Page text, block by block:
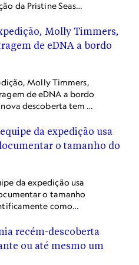
da Pristine Seas
Molly Timmers,
de eDNA a bordo
descoberta tem o
aos
sobre as
vive.
da expedição usa
o tamanho
como
tem protuberâncias
ombro.